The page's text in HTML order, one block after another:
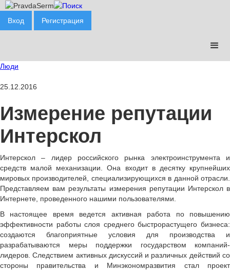
Вход Регистрация
Люди
25.12.2016
Измерение репутации
Интерскол
Интерскол – лидер российского рынка электроинструмента и
средств малой механизации. Она входит в десятку крупнейших
мировых производителей, специализирующихся в данной отрасли.
Представляем вам результаты измерения репутации Интерскол в
Интернете, проведенного нашими пользователями.
В настоящее время ведется активная работа по повышению
эффективности работы слоя среднего быстрорастущего бизнеса:
создаются благоприятные условия для производства и
разрабатываются меры поддержки государством компаний-
лидеров. Следствием активных дискуссий и различных действий со
стороны правительства и Минэкономразвития стал проект